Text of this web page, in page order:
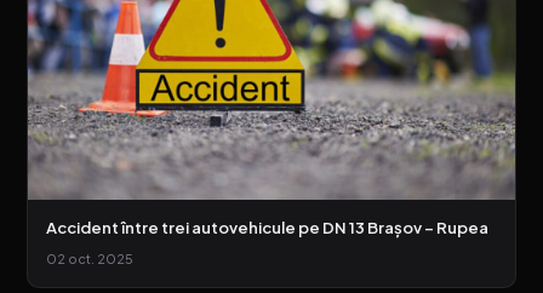
Accident între trei autovehicule pe DN 13 Brașov – Rupea
02 oct. 2025